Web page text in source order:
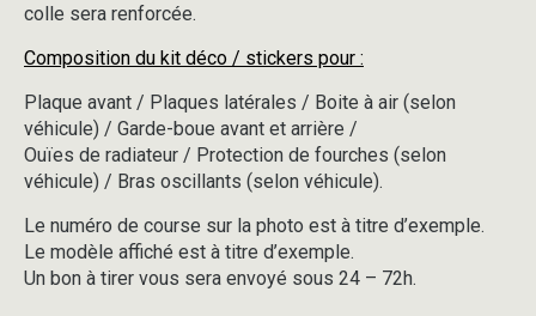
colle sera renforcée.
Composition du kit déco / stickers pour :
Plaque avant / Plaques latérales / Boite à air (selon
véhicule) / Garde-boue avant et arrière /
Ouïes de radiateur / Protection de fourches (selon
véhicule) / Bras oscillants (selon véhicule).
Le numéro de course sur la photo est à titre d’exemple.
Le modèle affiché est à titre d’exemple.
Un bon à tirer vous sera envoyé sous 24 – 72h.